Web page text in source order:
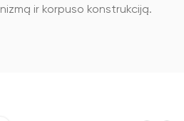
ir korpuso konstrukciją.